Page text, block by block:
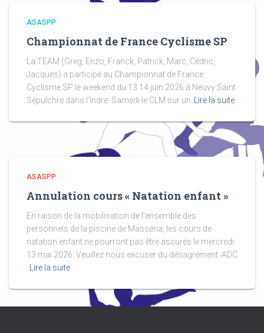
ASASPP
Championnat de France Cyclisme SP
La TEAM (Greg, Enzo, Franck, Patrick, Marc, Cédric,
Jacques) a participé au Championnat de France
Cyclisme SP le weekend du 13 14 juin 2026 à Neuvy Saint
Sépulchre dans l’Indre. Samedi le CLM sur un
Lire la suite
ASASPP
Annulation cours « Natation enfant »
En raison de la mobilisation de l’ensemble des
personnels de la piscine de Masséna, les cours de
natation enfant ne pourront pas être assurés le mercredi
13 mai 2026. Veuillez nous excuser du désagrément. ADC
Lire la suite